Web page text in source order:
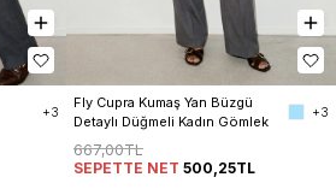
+3
Fly Cupra Kumaş Yan Büzgü
Detaylı Düğmeli Kadın Gömlek
+3
667,00TL
SEPETTE NET 500,25TL